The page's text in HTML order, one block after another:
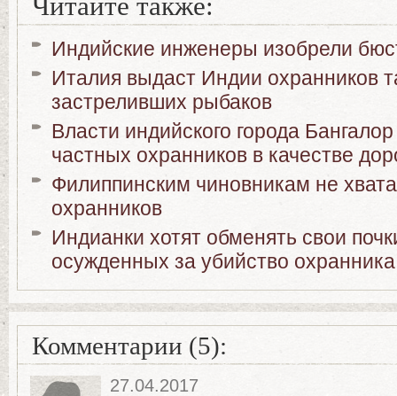
Читайте также:
Индийские инженеры изобрели
Италия выдаст Индии охранников
застреливших рыбаков
Власти индийского города
частных охранников в качестве
Филиппинским чиновникам не
охранников
Индианки хотят обменять свои
осужденных за убийство охранника
Комментарии (5):
27.04.2017